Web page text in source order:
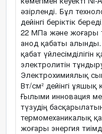
әзірленді. Бұл
дейінгі беріктік
22 МПа және жоғары
анод қабаты алынды.
қабат
электролитін
Электрохимиялық
Вт/см² дейінгі
Ғылыми инновация
түзудің
термомеханикалық
жоғары энергия